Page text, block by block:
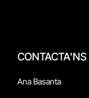
CONTACTA'NS
Ana Basanta